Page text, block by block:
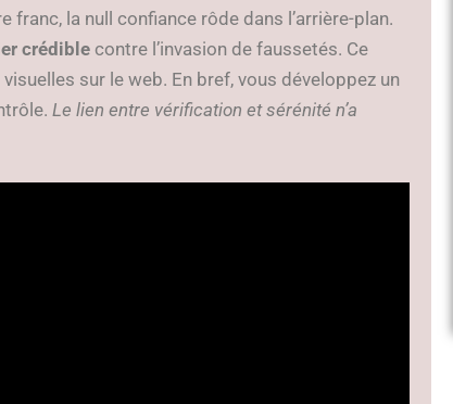
la null confiance rôde dans l’arrière-plan.
crédible contre l’invasion de faussetés. Ce
sur le web. En bref, vous développez un
Le lien entre vérification et sérénité n’a